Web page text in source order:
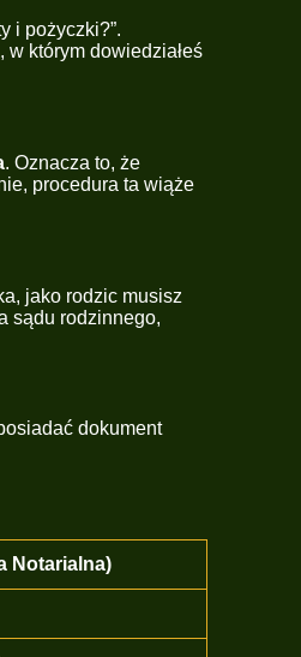
i pożyczki?”.
w którym dowiedziałeś
. Oznacza to, że
procedura ta wiąże
jako rodzic musisz
sądu rodzinnego,
dokument
Notarialna)